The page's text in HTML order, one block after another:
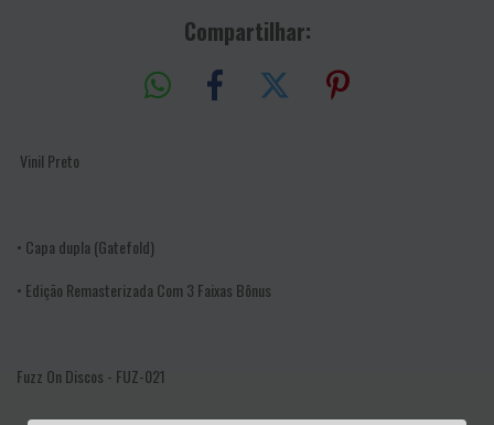
Compartilhar:
Vinil Preto
• Capa dupla (Gatefold)
• Edição Remasterizada Com 3 Faixas Bônus
Fuzz On Discos - FUZ-021